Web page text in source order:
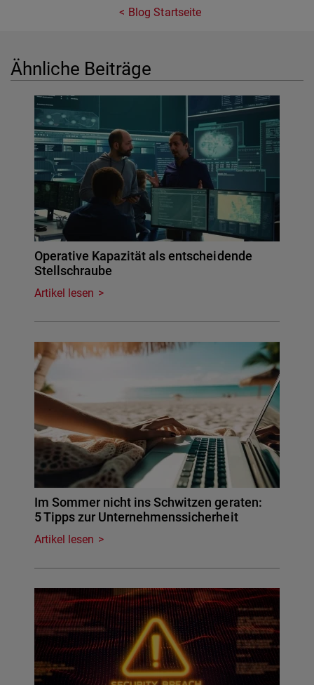
Blog Startseite
Ähnliche Beiträge
Operative Kapazität als entscheidende
Stellschraube
Artikel lesen
Im Sommer nicht ins Schwitzen geraten:
5 Tipps zur Unternehmenssicherheit
Artikel lesen